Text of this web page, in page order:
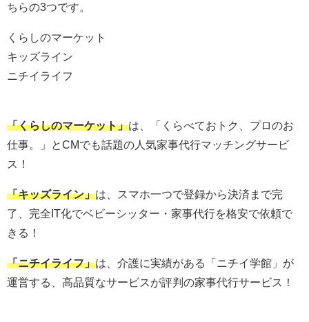
ちらの3つです。
くらしのマーケット
キッズライン
ニチイライフ
「くらしのマーケット」は、「くらべておトク、プロのお
仕事。」とCMでも話題の人気家事代行マッチングサービ
ス！
「キッズライン」は、スマホ一つで登録から決済まで完
了、完全IT化でベビーシッター・家事代行を格安で依頼で
きる！
「ニチイライフ」は、介護に実績がある「ニチイ学館」が
運営する、高品質なサービスが評判の家事代行サービス！